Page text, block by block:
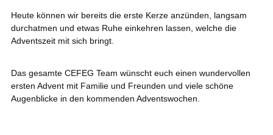
Heute können wir bereits die erste Kerze anzünden, langsam
durchatmen und etwas Ruhe einkehren lassen, welche die
Adventszeit mit sich bringt.
Das gesamte CEFEG Team wünscht euch einen wundervollen
ersten Advent mit Familie und Freunden und viele schöne
Augenblicke in den kommenden Adventswochen.